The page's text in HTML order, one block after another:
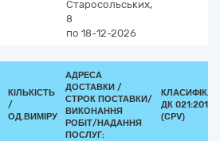
Старосольських,
8
по 18-12-2026
КІЛЬКІСТЬ
/
ОД.ВИМІРУ
АДРЕСА
ДОСТАВКИ /
СТРОК ПОСТАВКИ/
ВИКОНАННЯ
РОБІТ/НАДАННЯ
ПОСЛУГ:
ДК 021:2015
(CPV)